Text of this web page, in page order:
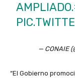
AMPLIADO.
— CONAIE
“El Gobierno